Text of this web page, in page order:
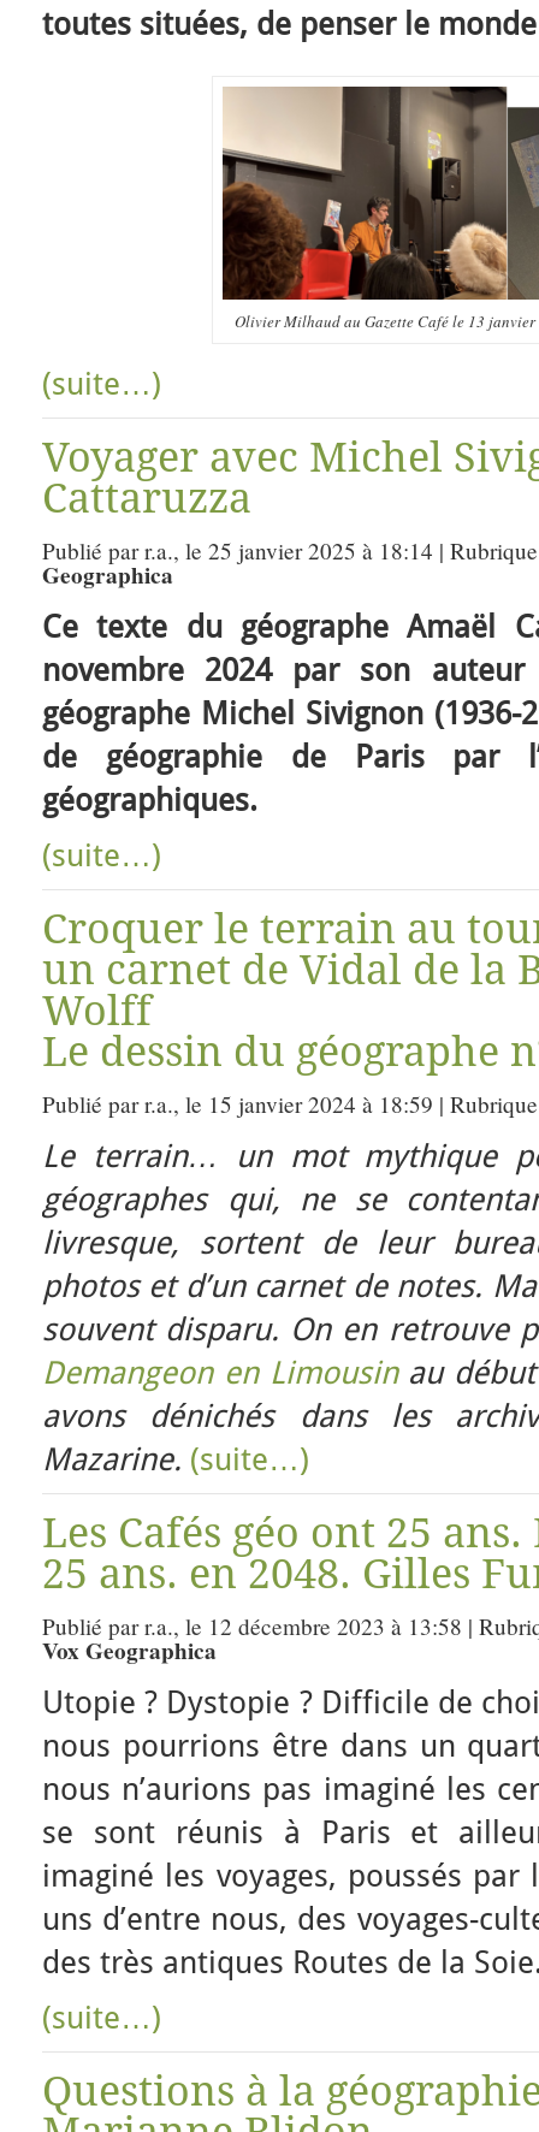
toutes situées, de penser le
Olivier Milhaud au Gazette Café le 13
(suite…)
Voyager avec Michel
Cattaruzza
Publié par r.a., le 25 janvier 2025 à 18:14 |
Geographica
Ce texte du géographe Amaël
novembre 2024 par son
géographe Michel Sivignon (1936-
de géographie de Paris par
géographiques.
(suite…)
Croquer le terrain au
un carnet de Vidal de la
Wolff
Le dessin du géographe
Publié par r.a., le 15 janvier 2024 à 18:59 |
Le terrain… un mot mythique
géographes qui, ne se
livresque, sortent de leur
photos et d’un carnet de notes.
souvent disparu. On en retrouve
Demangeon en Limousinau début
avons dénichés dans les
Mazarine. (suite…)
Les Cafés géo ont 25
25 ans. en 2048. Gilles
Publié par r.a., le 12 décembre 2023 à 13:58 |
Vox Geographica
Utopie ? Dystopie ? Difficile de
nous pourrions être dans un
nous n’aurions pas imaginé les
se sont réunis à Paris et
imaginé les voyages, poussés
uns d’entre nous, des voyages-
des très antiques Routes de la
(suite…)
Questions à la